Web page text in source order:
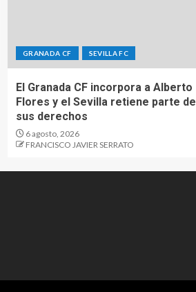
GRANADA CF SEVILLA FC
El Granada CF incorpora a Alberto
Flores y el Sevilla retiene parte de
sus derechos
6 agosto, 2026
FRANCISCO JAVIER SERRATO